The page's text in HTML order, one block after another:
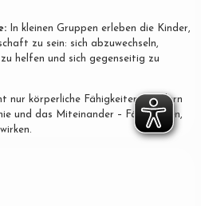
In kleinen Gruppen erleben die Kinder,
zu sein: sich abzuwechseln,
helfen und sich gegenseitig zu
körperliche Fähigkeiten, sondern
und das Miteinander – Fähigkeiten,